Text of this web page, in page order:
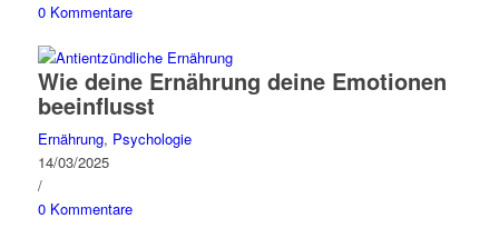
0 Kommentare
Wie deine Ernährung deine Emotionen
beeinflusst
Ernährung, Psychologie
14/03/2025
/
0 Kommentare